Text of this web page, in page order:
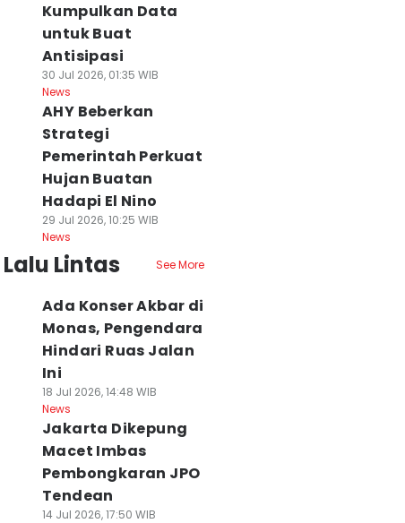
Kumpulkan Data
untuk Buat
Antisipasi
30 Jul 2026, 01:35 WIB
News
AHY Beberkan
Strategi
Pemerintah Perkuat
Hujan Buatan
Hadapi El Nino
29 Jul 2026, 10:25 WIB
News
Lintas See More
Ada Konser Akbar di
Monas, Pengendara
Hindari Ruas Jalan
Ini
18 Jul 2026, 14:48 WIB
News
Jakarta Dikepung
Macet Imbas
Pembongkaran JPO
Tendean
14 Jul 2026, 17:50 WIB